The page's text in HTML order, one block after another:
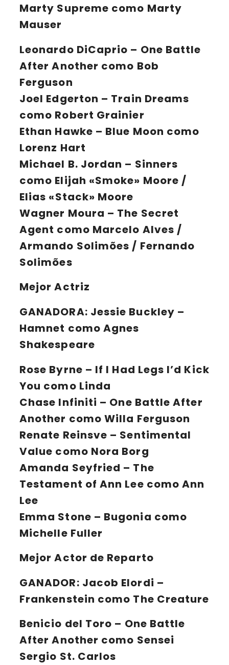
Marty Supreme como Marty
Mauser
Leonardo DiCaprio – One Battle
After Another como Bob
Ferguson
Joel Edgerton – Train Dreams
como Robert Grainier
Ethan Hawke – Blue Moon como
Lorenz Hart
Michael B. Jordan – Sinners
como Elijah «Smoke» Moore /
Elias «Stack» Moore
Wagner Moura – The Secret
Agent como Marcelo Alves /
Armando Solimões / Fernando
Solimões
Mejor Actriz
GANADORA: Jessie Buckley –
Hamnet como Agnes
Shakespeare
Rose Byrne – If I Had Legs I’d Kick
You como Linda
Chase Infiniti – One Battle After
Another como Willa Ferguson
Renate Reinsve – Sentimental
Value como Nora Borg
Amanda Seyfried – The
Testament of Ann Lee como Ann
Lee
Emma Stone – Bugonia como
Michelle Fuller
Mejor Actor de Reparto
GANADOR: Jacob Elordi –
Frankenstein como The Creature
Benicio del Toro – One Battle
After Another como Sensei
Sergio St. Carlos